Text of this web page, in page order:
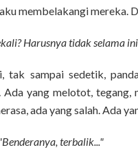
membelakangi mereka.
Harusnya tidak selama
sampai sedetik,
Ada yang melotot,
ada yang salah. Ada
terbalik..."